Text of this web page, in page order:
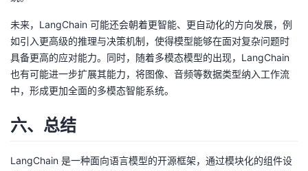
未来，LangChain 可能还会朝着更智能、更自动化的方向发展，例
如引入更高级的推理与决策机制，使得模型能够在面对复杂问题时
具备更高的应对能力。同时，随着多模态模型的出现，LangChain
也有可能进一步扩展其能力，将图像、音频等数据类型纳入工作流
中，形成更加全面的多模态智能系统。
六、总结
LangChain 是一种面向语言模型的开源框架，通过模块化的组件设